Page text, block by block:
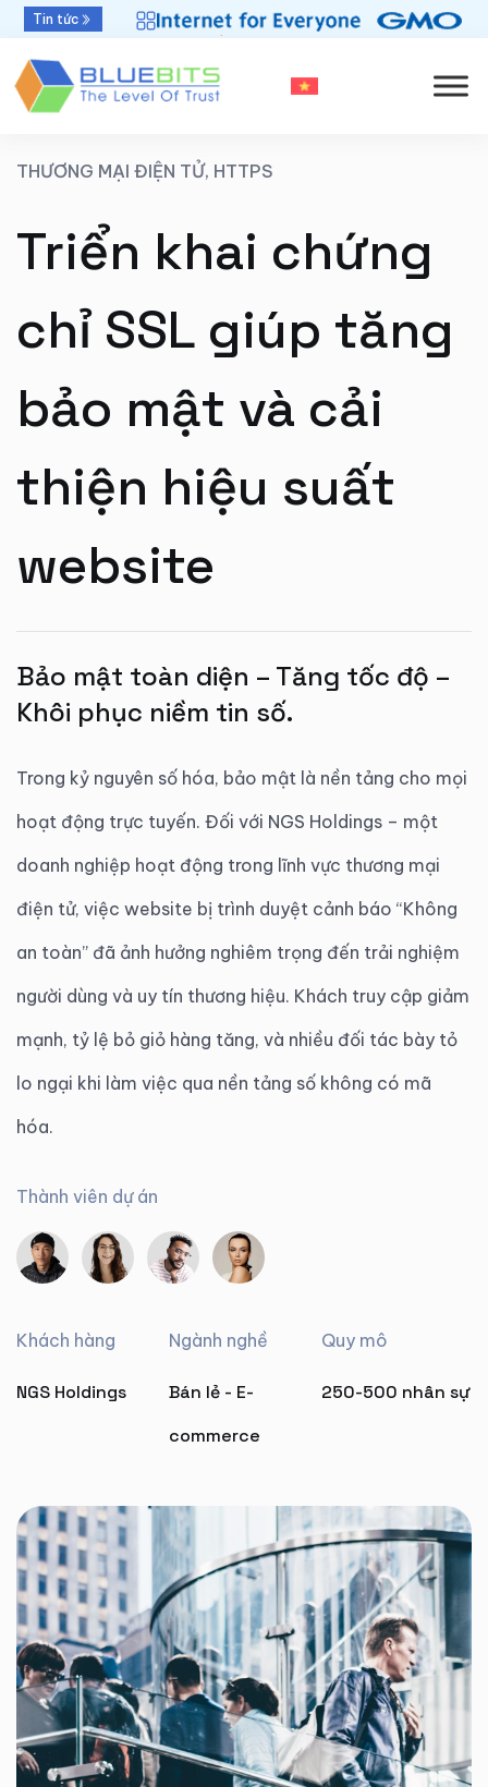
Tin tức
Bluebits được GlobalSign vinh danh “Top Sales
2025” khu vực APAC
THƯƠNG MẠI ĐIỆN TỬ, HTTPS
Triển khai chứng
chỉ SSL giúp tăng
bảo mật và cải
thiện hiệu suất
website
Bảo mật toàn diện – Tăng tốc độ –
Khôi phục niềm tin số.
Trong kỷ nguyên số hóa, bảo mật là nền tảng cho mọi
hoạt động trực tuyến. Đối với NGS Holdings – một
doanh nghiệp hoạt động trong lĩnh vực thương mại
điện tử, việc website bị trình duyệt cảnh báo “Không
an toàn” đã ảnh hưởng nghiêm trọng đến trải nghiệm
người dùng và uy tín thương hiệu. Khách truy cập giảm
mạnh, tỷ lệ bỏ giỏ hàng tăng, và nhiều đối tác bày tỏ
lo ngại khi làm việc qua nền tảng số không có mã
hóa.
Thành viên dự án
Khách hàng
NGS Holdings
Ngành nghề
Bán lẻ - E-
commerce
Quy mô
250-500 nhân sự